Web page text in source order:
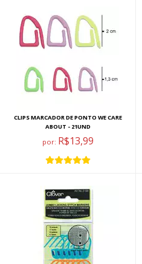
CLIPS MARCADOR DE PONTO WE CARE
ABOUT - 21UND
por: R$13,99